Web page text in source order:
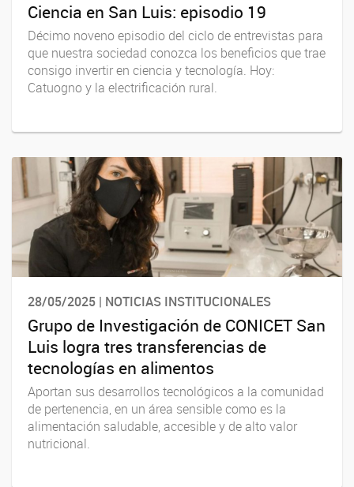
Ciencia en San Luis: episodio 19
Décimo noveno episodio del ciclo de entrevistas para
que nuestra sociedad conozca los beneficios que trae
consigo invertir en ciencia y tecnología. Hoy:
Catuogno y la electrificación rural.
28/05/2025 | NOTICIAS INSTITUCIONALES
Grupo de Investigación de CONICET San
Luis logra tres transferencias de
tecnologías en alimentos
Aportan sus desarrollos tecnológicos a la comunidad
de pertenencia, en un área sensible como es la
alimentación saludable, accesible y de alto valor
nutricional.